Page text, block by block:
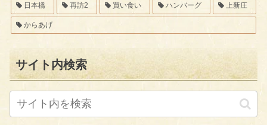
日本橋 再訪2 買い食い ハンバーグ 上新庄
からあげ
サイト内検索